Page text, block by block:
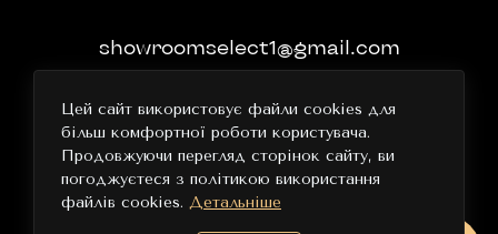
showroomselect1@gmail.com
ГРАФІК РОБОТИ
11:00-19:00 без перерви та вихідних
Цей сайт використовує файли cookies для
більш комфортної роботи користувача.
Продовжуючи перегляд сторінок сайту, ви
погоджуєтеся з політикою використання
файлів cookies. Детальніше